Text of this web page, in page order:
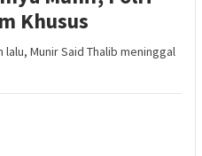
Khusus
lalu, Munir Said Thalib meninggal